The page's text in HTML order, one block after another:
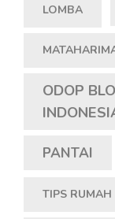
LOMBA
ODOP
PANTAI
TIPS RUMAH